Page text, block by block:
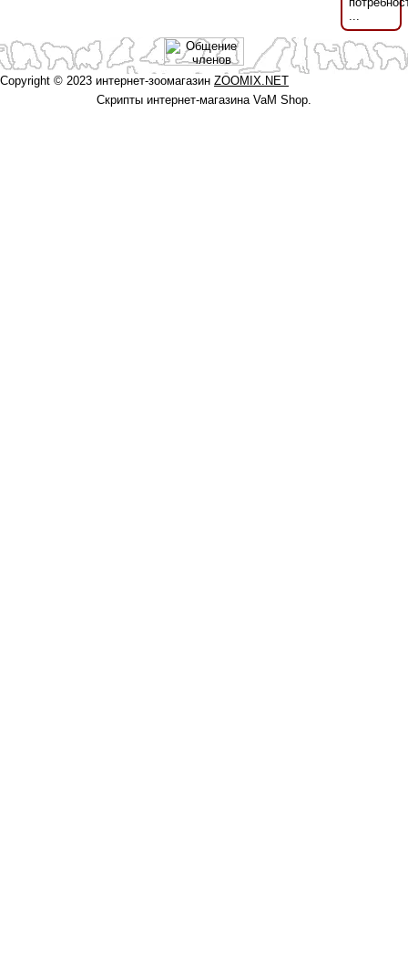
...
Copyright © 2023 интернет-зоомагазин ZOOMIX.NET
Скрипты интернет-магазина VaM Shop.